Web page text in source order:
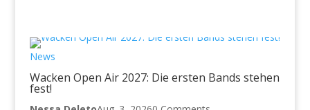
News
Wacken Open Air 2027: Die ersten Bands stehen
fest!